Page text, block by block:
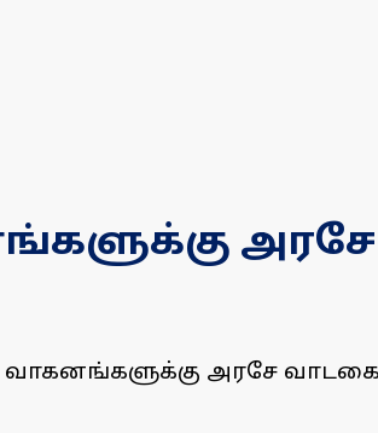
வாகனங்களுக்கு அரசே